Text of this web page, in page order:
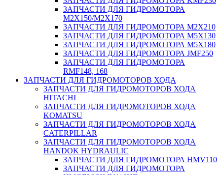
ЗАПЧАСТИ ДЛЯ ГИДРОМОТОРА
M2X150/M2X170
ЗАПЧАСТИ ДЛЯ ГИДРОМОТОРА M2X210
ЗАПЧАСТИ ДЛЯ ГИДРОМОТОРА M5X130
ЗАПЧАСТИ ДЛЯ ГИДРОМОТОРА M5X180
ЗАПЧАСТИ ДЛЯ ГИДРОМОТОРА JMF250
ЗАПЧАСТИ ДЛЯ ГИДРОМОТОРА
RMF148, 168
ЗАПЧАСТИ ДЛЯ ГИДРОМОТОРОВ ХОДА
ЗАПЧАСТИ ДЛЯ ГИДРОМОТОРОВ ХОДА
HITACHI
ЗАПЧАСТИ ДЛЯ ГИДРОМОТОРОВ ХОДА
KOMATSU
ЗАПЧАСТИ ДЛЯ ГИДРОМОТОРОВ ХОДА
CATERPILLAR
ЗАПЧАСТИ ДЛЯ ГИДРОМОТОРОВ ХОДА
HANDOK HYDRAULIC
ЗАПЧАСТИ ДЛЯ ГИДРОМОТОРА HMV110
ЗАПЧАСТИ ДЛЯ ГИДРОМОТОРА